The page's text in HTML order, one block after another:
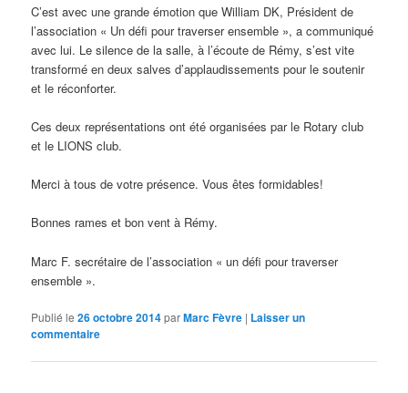
C’est avec une grande émotion que William DK, Président de
l’association « Un défi pour traverser ensemble », a communiqué
avec lui. Le silence de la salle, à l’écoute de Rémy, s’est vite
transformé en deux salves d’applaudissements pour le soutenir
et le réconforter.
Ces deux représentations ont été organisées par le Rotary club
et le LIONS club.
Merci à tous de votre présence. Vous êtes formidables!
Bonnes rames et bon vent à Rémy.
Marc F. secrétaire de l’association « un défi pour traverser
ensemble ».
Publié le26 octobre 2014parMarc Fèvre | Laisser un
commentaire